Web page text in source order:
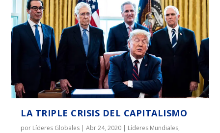
LA TRIPLE CRISIS DEL CAPITALISMO
por Líderes Globales |Abr 24, 2020 | Líderes Mundiales,